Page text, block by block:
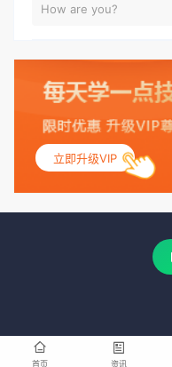
How are you?
立即升级VIP
首页 资讯